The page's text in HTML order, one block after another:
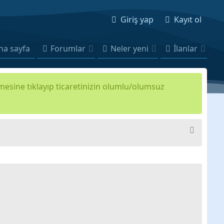
Giriş yap Kayıt ol
sayfa Forumlar Neler yeni İlanlar
tıklayıp ticaretinizin olumlu/olumsuz